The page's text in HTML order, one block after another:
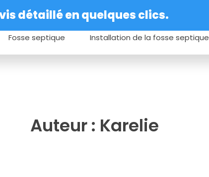
détaillé en quelques clics.
Fosse septique Installation de la fosse septique
Auteur : Karelie